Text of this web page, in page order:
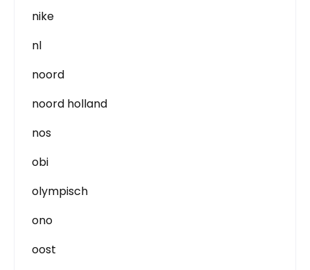
nike
nl
noord
noord holland
nos
obi
olympisch
ono
oost